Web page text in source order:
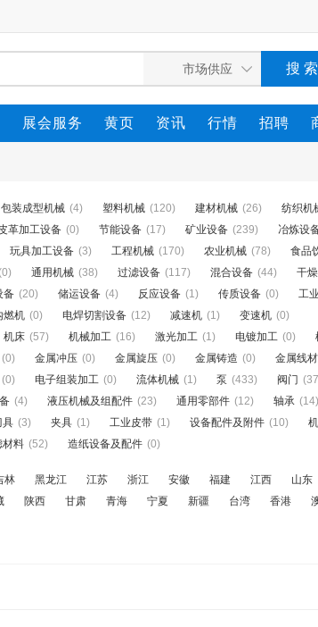
展会服务 黄页 资讯 行情 招聘
包装成型机械 (4) 塑料机械 (120) 建材机械 (26) 纺织机
革加工设备 (0) 节能设备 (17) 矿业设备 (239) 冶炼设
玩具加工设备 (3) 工程机械 (170) 农业机械 (78) 食品
通用机械 (38) 过滤设备 (117) 混合设备 (44) 干
备 (20) 储运设备 (4) 反应设备 (1) 传质设备 (0) 工
燃机 (0) 电焊切割设备 (12) 减速机 (1) 变速机 (0)
机床 (57) 机械加工 (16) 激光加工 (1) 电镀加工 (0)
(0) 金属冲压 (0) 金属旋压 (0) 金属铸造 (0) 金属线
(0) 电子组装加工 (0) 流体机械 (1) 泵 (433) 阀门
(4) 液压机械及组配件 (23) 通用零部件 (12) 轴承 (14)
具 (3) 夹具 (1) 工业皮带 (1) 设备配件及附件 (10)
材料 (52) 造纸设备及配件 (0)
林 黑龙江 江苏 浙江 安徽 福建 江西 山东
陕西 甘肃 青海 宁夏 新疆 台湾 香港